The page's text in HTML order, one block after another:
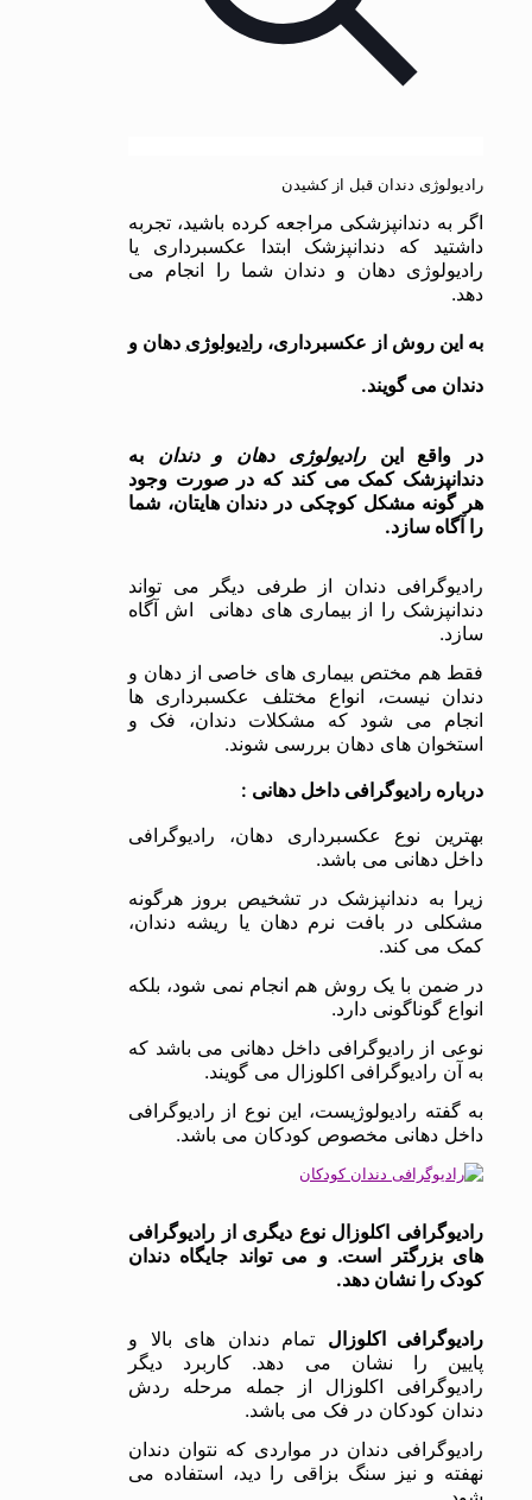
رادیولوژی دندان قبل از کشیدن
اگر به دندانپزشکی مراجعه کرده باشید، تجربه
داشتید که دندانپزشک ابتدا عکسبرداری یا
رادیولوژی دهان و دندان شما را انجام می
دهد.
به این روش از عکسبرداری، رادیولوژی دهان و
دندان می گویند.
در واقع اینرادیولوژی دهان و دندان
به
دندانپزشک کمک می کند که در صورت وجود
هر گونه مشکل کوچکی در دندان هایتان، شما
را آگاه سازد.
رادیوگرافی دندان از طرفی دیگر می تواند
دندانپزشک را از بیماری های دهانی اش آگاه
سازد.
فقط هم مختص بیماری های خاصی از دهان و
دندان نیست، انواع مختلف عکسبرداری ها
انجام می شود که مشکلات دندان، فک و
استخوان های دهان بررسی شوند.
درباره رادیوگرافی داخل دهانی :
بهترین نوع عکسبرداری دهان، رادیوگرافی
داخل دهانی می باشد.
زیرا به دندانپزشک در تشخیص بروز هرگونه
مشکلی در بافت نرم دهان یا ریشه دندان،
کمک می کند.
در ضمن با یک روش هم انجام نمی شود، بلکه
انواع گوناگونی دارد.
نوعی از رادیوگرافی داخل دهانی می باشد که
به آن رادیوگرافی اکلوزال می گویند.
به گفته رادیولوژیست، این نوع از رادیوگرافی
داخل دهانی مخصوص کودکان می باشد.
رادیوگرافی اکلوزال نوع دیگری از رادیوگرافی
های بزرگتر است. و می تواند جایگاه دندان
کودک را نشان دهد.
رادیوگرافی اکلوزال تمام دندان های بالا و
پایین را نشان می دهد. کاربرد دیگر
رادیوگرافی اکلوزال از جمله مرحله ردش
دندان کودکان در فک می باشد.
رادیوگرافی دندان در مواردی که نتوان دندان
نهفته و نیز سنگ بزاقی را دید، استفاده می